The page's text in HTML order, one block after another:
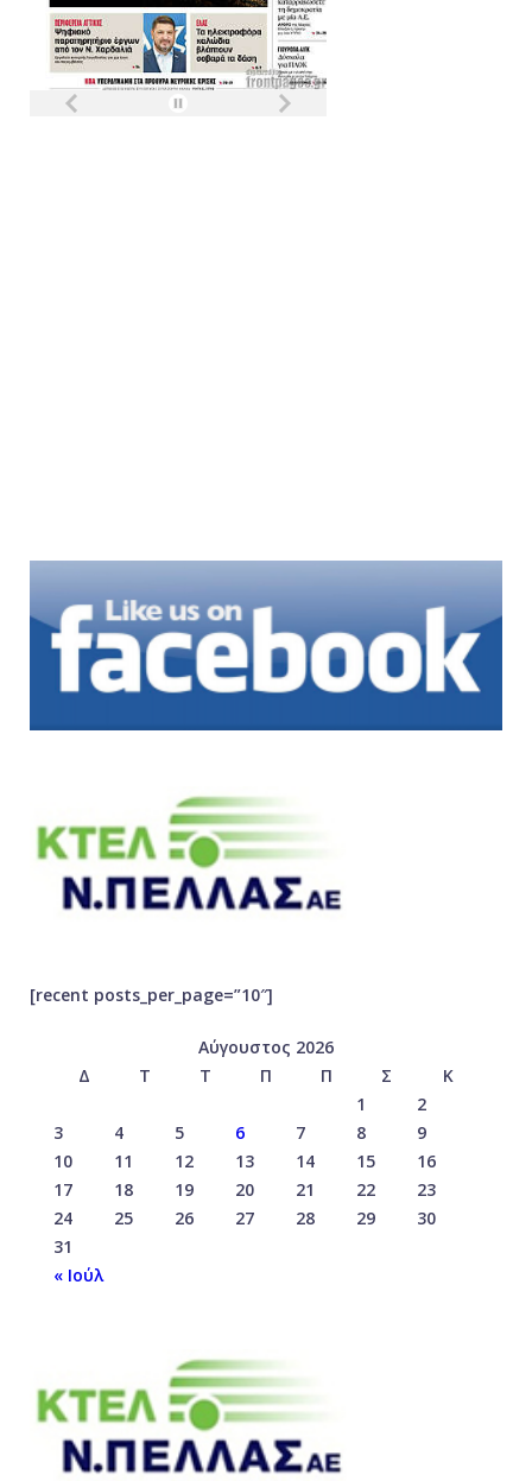
[recent posts_per_page=”10″]
Αύγουστος 2026
Δ
Τ Τ Π Π Σ
Κ
1
2
3
4 5 6 7 8
9
10
11 12 13 14 15
16
17
18 19 20 21 22
23
24
25 26 27 28 29
30
31
« Ιούλ